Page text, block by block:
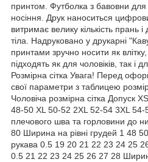
принтом. Футболка з бавовни
носіння. Друк наноситься
витримає велику кількість прань
тіла. Надруковано у друкарні
принтами зручно носити як
підходять як для чоловіків, так і
Розмірна сітка Увага! Перед
свої параметри з таблицею
Чоловіча розмірна сітка Допуск
48-50 XL 50-52 2XL 52-54 3XL 54-
плечового шва та горловини до
80 Ширина на рівні грудей 1 48
рукава 0.5 19 20 21 22 23 24 25
0.5 21 22 23 24 25 26 27 28